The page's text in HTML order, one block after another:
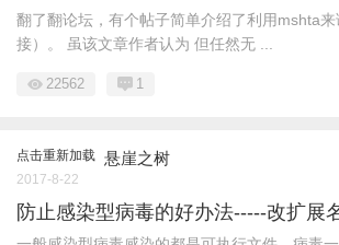
翻了翻论坛，有个帖子简单介绍了利用mshta
接）。 虽该文章作者认为 但任然无 ...
22562 1
点击重新加载 悬崖之树
2017-8-22
防止感染型病毒的好办法-----改扩展